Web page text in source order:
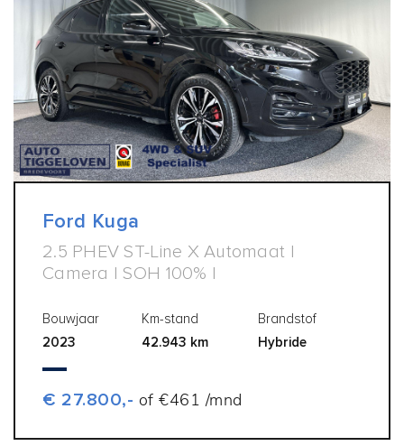
Ford Kuga
2.5 PHEV ST-Line X Automaat |
Camera | SOH 100% |
Bouwjaar
2023
Km-stand
42.943 km
Brandstof
Hybride
€ 27.800,- of €461 /mnd